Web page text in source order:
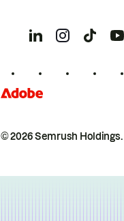
© 2026 Semrush Holdings.